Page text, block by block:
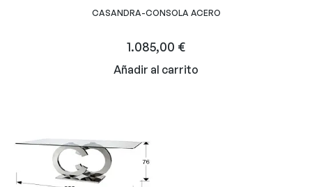
CASANDRA-CONSOLA ACERO
1.085,00 €
Añadir al carrito